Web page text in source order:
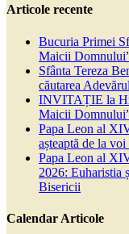
Articole recente
Bucuria Primei
Maicii
Sfânta Tereza
căutarea
INVITAȚIE la
Maicii
Papa Leon al
așteaptă de la
Papa Leon al
2026: Euharistia
Bisericii
Calendar Articole